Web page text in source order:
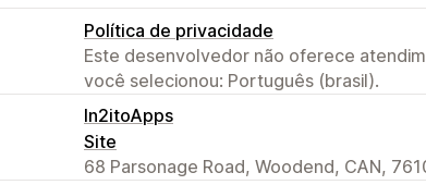
Política de privacidade
Este desenvolvedor não oferece
você selecionou: Português (brasil).
In2itoApps
Site
68 Parsonage Road, Woodend, CAN,